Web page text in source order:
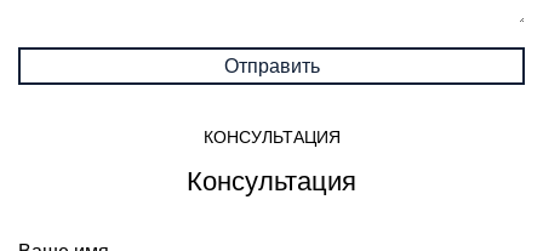
КОНСУЛЬТАЦИЯ
Консультация